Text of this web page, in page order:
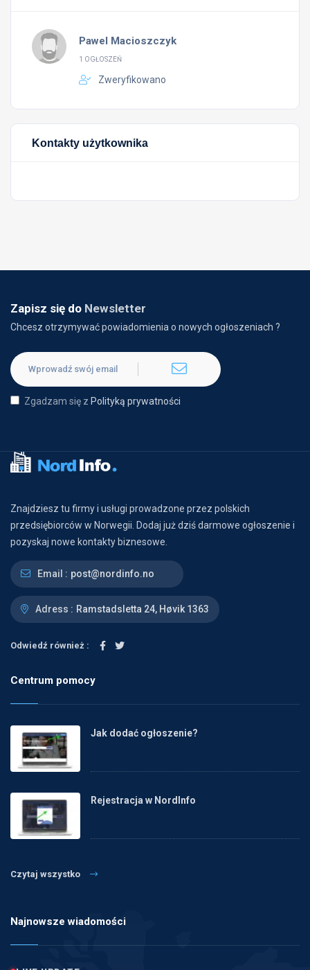
Pawel Macioszczyk
1 OGŁOSZEŃ
Zweryfikowano
Kontakty użytkownika
Zapisz się do Newsletter
Chcesz otrzymywać powiadomienia o nowych ogłoszeniach ?
Zgadzam się z Polityką prywatności
Znajdziesz tu firmy i usługi prowadzone przez polskich
przedsiębiorców w Norwegii. Dodaj już dziś darmowe ogłoszenie i
pozyskaj nowe kontakty biznesowe.
Email : post@nordinfo.no
Adress : Ramstadsletta 24, Høvik 1363
Odwiedź również :
Centrum pomocy
Jak dodać ogłoszenie?
Rejestracja w NordInfo
Czytaj wszystko
Najnowsze wiadomości